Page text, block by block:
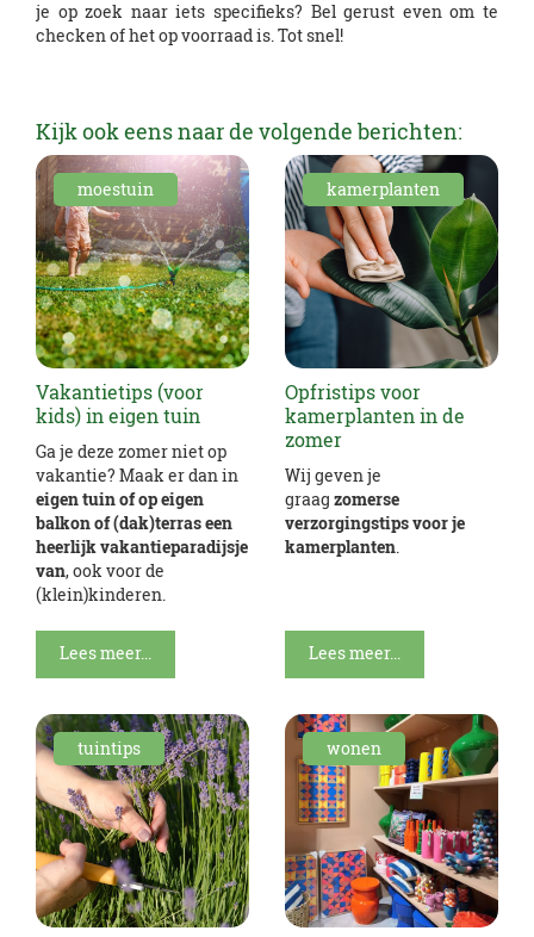
je op zoek naar iets specifieks? Bel gerust even om te
checken of het op voorraad is. Tot snel!
Kijk ook eens naar de volgende berichten:
moestuin
Vakantietips (voor
kids) in eigen tuin
Ga je deze zomer niet op
vakantie? Maak er dan in
eigen tuin of op eigen
balkon of (dak)terras een
heerlijk vakantieparadijsje
van, ook voor de
(klein)kinderen.
Lees meer...
kamerplanten
Opfristips voor
kamerplanten in de
zomer
Wij geven je
graag zomerse
verzorgingstips voor je
kamerplanten.
Lees meer...
tuintips wonen